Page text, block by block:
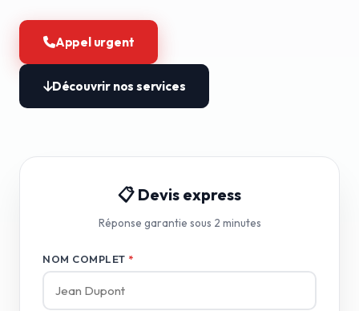
Appel urgent
Découvrir nos services
📋 Devis express
Réponse garantie sous 2 minutes
NOM COMPLET *